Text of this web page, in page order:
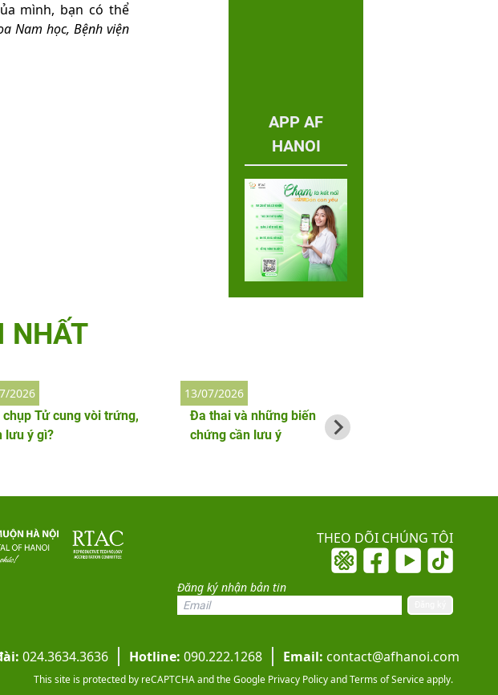
mình, bạn có thể
Nam học, Bệnh viện
APP AF
HANOI
NHẤT
chụp Tử cung vòi trứng,
lưu ý gì?
2026
Đa thai và những biến
chứng cần lưu ý
13/07/2026
THEO DÕI CHÚNG TÔI
Đăng ký nhận bản tin
024.3634.3636 Hotline: 090.222.1268 Email: contact@afhanoi.com
This site is protected by reCAPTCHA and the Google Privacy PolicyandTerms of Serviceapply.